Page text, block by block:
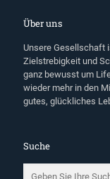
Über uns
Unsere Gesellschaft
Zielstrebigkeit und
ganz bewusst um
wieder mehr in den
gutes, glückliches
Suche